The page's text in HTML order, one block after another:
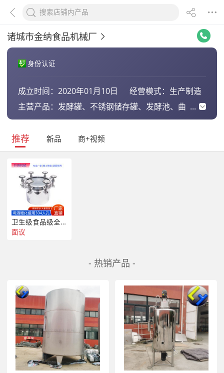
诸城市金纳食品机械厂
身份认证
成立时间：2020年01月10日 经营模式： 生产制造
主营产品：发酵罐、不锈钢储存罐、发酵池、曲
推荐 新品 商+视频
卫生级食品级全视镜手孔不锈钢清酒啤酒发酵罐人孔
面议
- 热销产品 -